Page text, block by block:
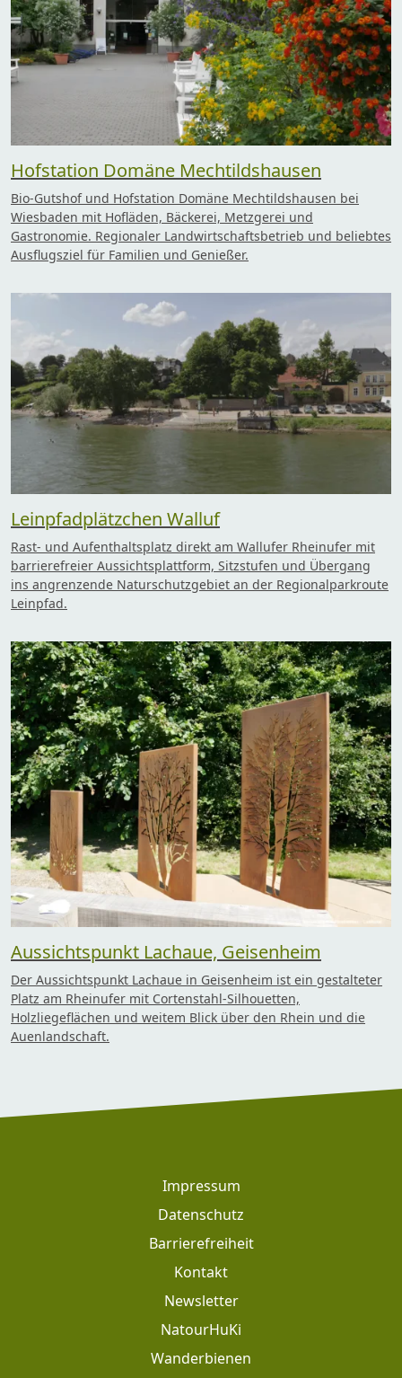
Hofstation Domäne Mechtildshausen
Bio-Gutshof und Hofstation Domäne Mechtildshausen bei
Wiesbaden mit Hofläden, Bäckerei, Metzgerei und
Gastronomie. Regionaler Landwirtschaftsbetrieb und beliebtes
Ausflugsziel für Familien und Genießer.
Leinpfadplätzchen Walluf
Rast- und Aufenthaltsplatz direkt am Wallufer Rheinufer mit
barrierefreier Aussichtsplattform, Sitzstufen und Übergang
ins angrenzende Naturschutzgebiet an der Regionalparkroute
Leinpfad.
Aussichtspunkt Lachaue, Geisenheim
Der Aussichtspunkt Lachaue in Geisenheim ist ein gestalteter
Platz am Rheinufer mit Cortenstahl-Silhouetten,
Holzliegeflächen und weitem Blick über den Rhein und die
Auenlandschaft.
Footer: Meta Navigation
Impressum
Datenschutz
Barrierefreiheit
Kontakt
Newsletter
NatourHuKi
Wanderbienen